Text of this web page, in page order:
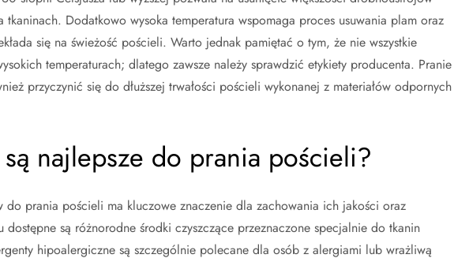
Dodatkowo wysoka temperatura wspomaga proces usuwania plam oraz
się na świeżość pościeli. Warto jednak pamiętać o tym, że nie wszystkie
temperaturach; dlatego zawsze należy sprawdzić etykiety producenta. Pranie
przyczynić się do dłuższej trwałości pościeli wykonanej z materiałów odpornych
są najlepsze do prania pościeli?
prania pościeli ma kluczowe znaczenie dla zachowania ich jakości oraz
dostępne są różnorodne środki czyszczące przeznaczone specjalnie do tkanin
hipoalergiczne są szczególnie polecane dla osób z alergiami lub wrażliwą